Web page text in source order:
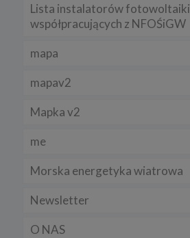
Lista instalatorów fotowoltaiki
współpracujących z NFOŚiGW
mapa
mapav2
Mapka v2
me
Morska energetyka wiatrowa
Newsletter
O NAS